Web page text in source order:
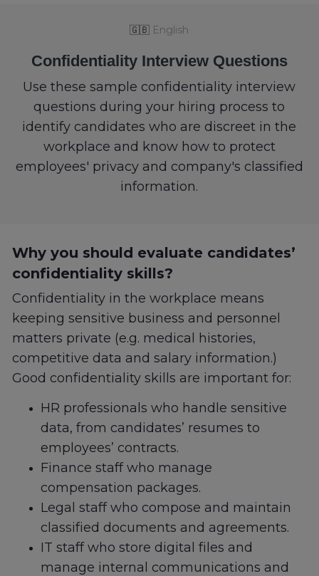
🇬🇧 English
Confidentiality Interview Questions
Use these sample confidentiality interview
questions during your hiring process to
identify candidates who are discreet in the
workplace and know how to protect
employees' privacy and company's classified
information.
Why you should evaluate candidates’
confidentiality skills?
Confidentiality in the workplace means
keeping sensitive business and personnel
matters private (e.g. medical histories,
competitive data and salary information.)
Good confidentiality skills are important for:
HR professionals who handle sensitive
data, from candidates’ resumes to
employees’ contracts.
Finance staff who manage
compensation packages.
Legal staff who compose and maintain
classified documents and agreements.
IT staff who store digital files and
manage internal communications and